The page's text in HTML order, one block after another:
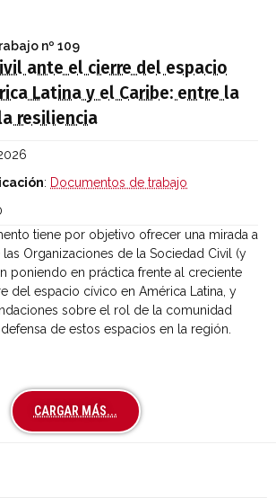
nº 109
ante el cierre del espacio
Latina y el Caribe: entre la
resiliencia
: Documentos de trabajo
tiene por objetivo ofrecer una mirada a
las Organizaciones de la Sociedad Civil (y
poniendo en práctica frente al creciente
del espacio cívico en América Latina, y
sobre el rol de la comunidad
de estos espacios en la región.
CARGAR MÁS...